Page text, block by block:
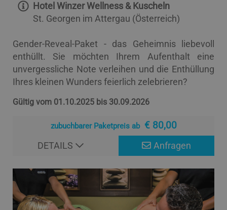
Hotel Winzer Wellness & Kuscheln
St. Georgen im Attergau (Österreich)
Gender-Reveal-Paket - das Geheimnis liebevoll
enthüllt. Sie möchten Ihrem Aufenthalt eine
unvergessliche Note verleihen und die Enthüllung
Ihres kleinen Wunders feierlich zelebrieren?
Gültig vom 01.10.2025 bis 30.09.2026
zubuchbarer Paketpreis ab € 80,00
Anfragen
DETAILS